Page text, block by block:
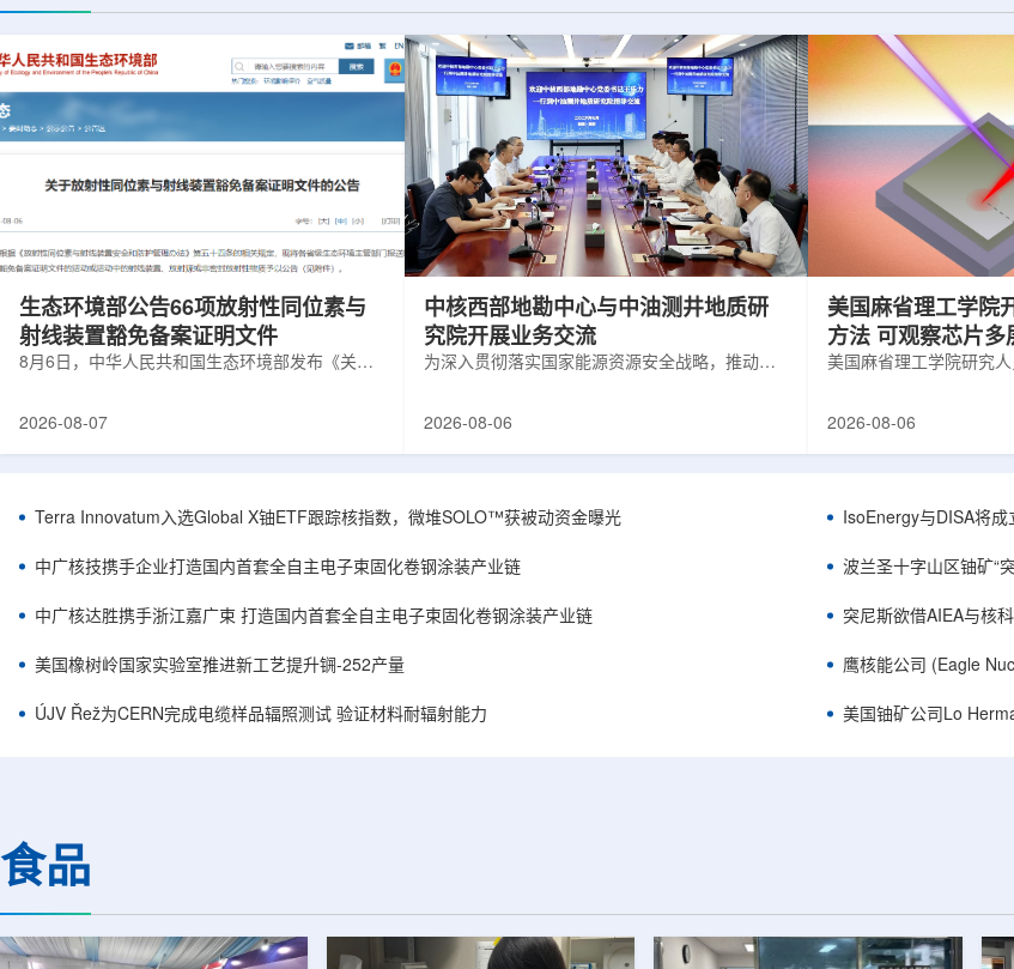
题...
加速...
工...
生态环境部公告66项放射性同位素与
射线装置豁免备案证明文件
8月6日，中华人民共和国生态环境部发布《关于
将各省级生态环境主管部门报送的、已获得豁免
置、放射源或非密封放射性物质予以公告。随公
告发布的汇总表共列出66项备案记录，涉及山
东、天津、上海、河北、四川、甘肃、安徽、河
南、辽宁等地相关单位。备案内容涵盖...
2026-08-07
中核西部地勘中心与中油测井地质研
究院开展业务交流
为深入贯彻落实国家能源资源安全战略，推动油
地质研究院，开展专项技术交流研讨。会上，中
内油气测井成套装备、井下探测、岩石物理实
验、智能测井解释、深井探测及多源地质数据解
析等成熟技术体系，并结合实战案例分享了含油
气盆地铀矿勘查经验。王乐力介绍了西部中...
2026-08-06
美国麻省理工学院
方法 可观察芯片多
美国麻省理工学院研究
寸不断缩小、功率密度
在面对真实电子器件的
如常用的时域热反射法
热传输情况，红外成像
上捕捉快速变化。为解决
2026-08-06
Terra Innovatum入选Global X铀ETF跟踪核指数，微堆SOLO™获被动资金曝光
中广核技携手企业打造国内首套全自主电子束固化卷钢涂装产业链
中广核达胜携手浙江嘉广束 打造国内首套全自主电子束固化卷钢涂装产业链
美国橡树岭国家实验室推进新工艺提升锎-252产量
ÚJV Řež为CERN完成电缆样品辐照测试 验证材料耐辐射能力
IsoEnergy与DISA将
波兰圣十字山区铀矿“
突尼斯欲借AIEA与核
鹰核能公司 (Eagle
美国铀矿公司Lo
食品